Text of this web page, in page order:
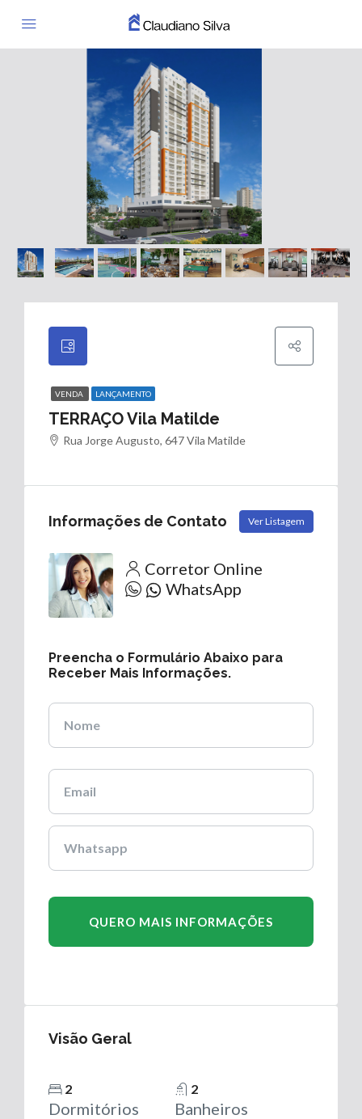
VENDA LANÇAMENTO
TERRAÇO Vila Matilde
Rua Jorge Augusto, 647 Vila Matilde
Informações de Contato Ver Listagem
Corretor Online
WhatsApp
Preencha o Formulário Abaixo para
Receber Mais Informações.
Nome
Visão Geral
2
Dormitórios
2
Banheiros